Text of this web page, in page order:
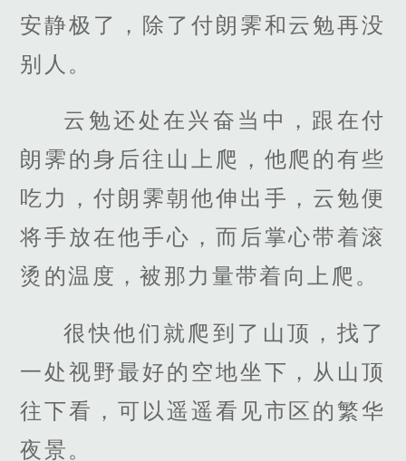
安静极了，除了付朗霁和云勉再没
别人。
云勉还处在兴奋当中，跟在付
朗霁的身后往山上爬，他爬的有些
吃力，付朗霁朝他伸出手，云勉便
将手放在他手心，而后掌心带着滚
烫的温度，被那力量带着向上爬。
很快他们就爬到了山顶，找了
一处视野最好的空地坐下，从山顶
往下看，可以遥遥看见市区的繁华
夜景。